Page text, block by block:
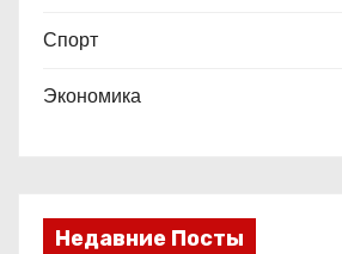
Спорт
Экономика
Недавние Посты